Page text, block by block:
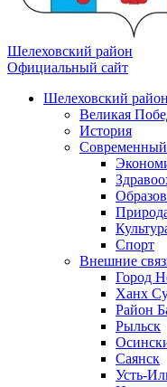
Шелеховский район
Официальный сайт
Шелеховский район
Великая
История
Спорт
Внешние
Город
Ханх
Район
Рыльск
Саянск
Усть-